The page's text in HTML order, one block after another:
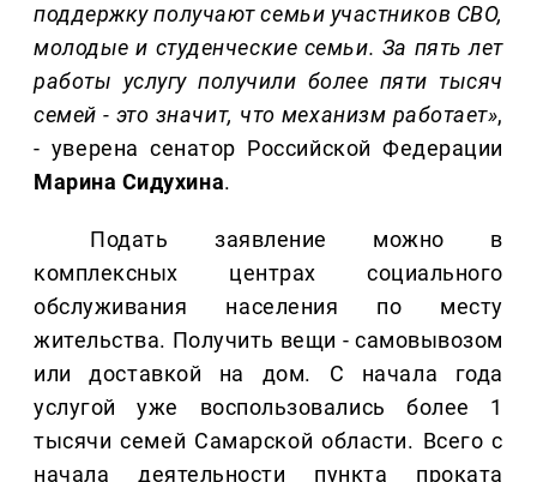
поддержку получают семьи участников СВО,
молодые и студенческие семьи. За пять лет
работы услугу получили более пяти тысяч
семей - это значит, что механизм работает»,
- уверена сенатор Российской Федерации
Марина Сидухина.
Подать заявление можно в
комплексных центрах социального
обслуживания населения по месту
жительства. Получить вещи - самовывозом
или доставкой на дом. С начала года
услугой уже воспользовались более 1
тысячи семей Самарской области. Всего с
начала деятельности пункта проката